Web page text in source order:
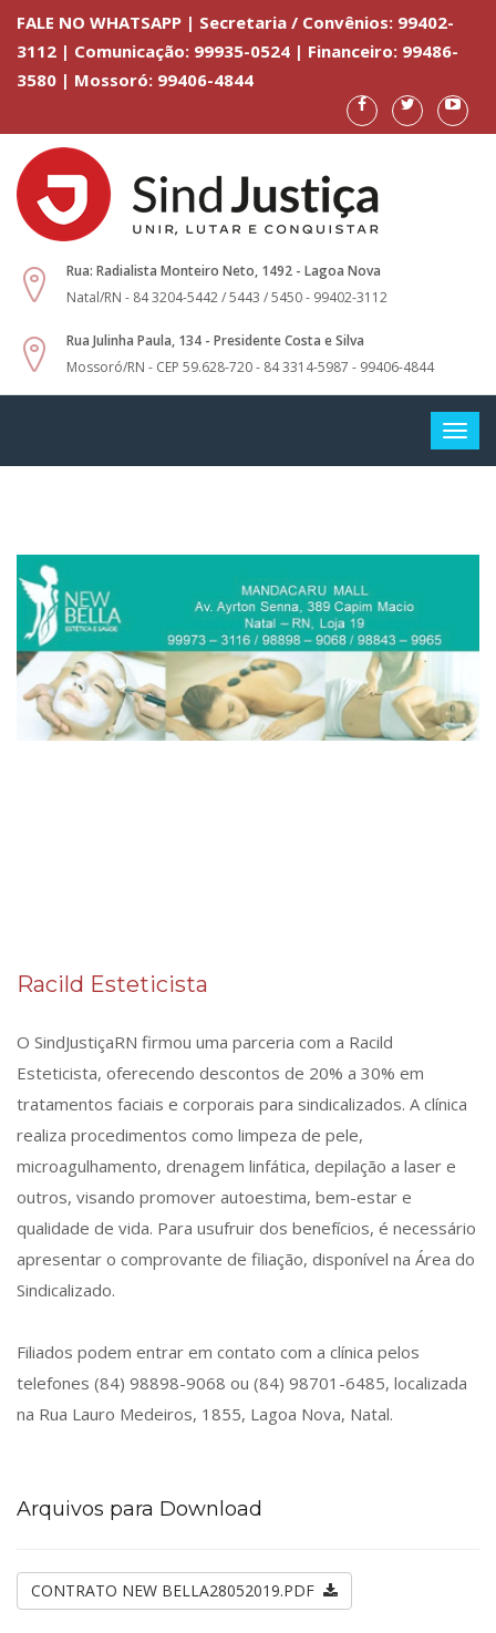
FALE NO WHATSAPP | Secretaria / Convênios: 99402-
3112 | Comunicação: 99935-0524 | Financeiro: 99486-
3580 | Mossoró: 99406-4844
Rua: Radialista Monteiro Neto, 1492 - Lagoa Nova
Natal/RN - 84 3204-5442 / 5443 / 5450 - 99402-3112
Rua Julinha Paula, 134 - Presidente Costa e Silva
Mossoró/RN - CEP 59.628-720 - 84 3314-5987 - 99406-4844
Racild Esteticista
O SindJustiçaRN firmou uma parceria com a Racild
Esteticista, oferecendo descontos de 20% a 30% em
tratamentos faciais e corporais para sindicalizados. A clínica
realiza procedimentos como limpeza de pele,
microagulhamento, drenagem linfática, depilação a laser e
outros, visando promover autoestima, bem-estar e
qualidade de vida. Para usufruir dos benefícios, é necessário
apresentar o comprovante de filiação, disponível na Área do
Sindicalizado.
Filiados podem entrar em contato com a clínica pelos
telefones (84) 98898-9068 ou (84) 98701-6485, localizada
na Rua Lauro Medeiros, 1855, Lagoa Nova, Natal.
Arquivos para Download
CONTRATO NEW BELLA28052019.PDF